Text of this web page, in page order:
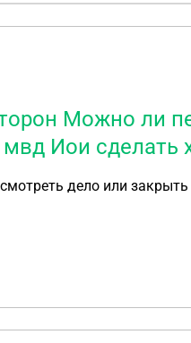
Можно ли
Иои сделать
дело или